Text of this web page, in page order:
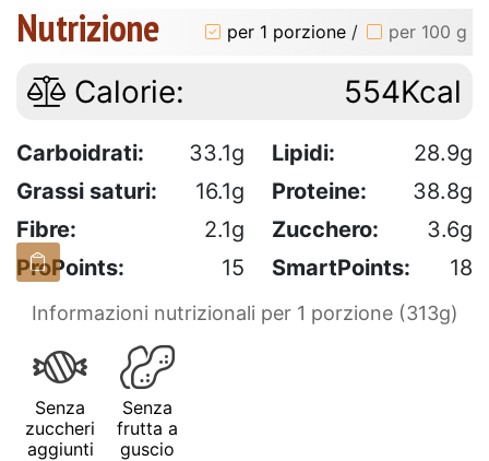
Nutrizione per 1 porzione / per 100 g
Calorie: 554Kcal
Carboidrati: 33.1g Lipidi:
28.9g
Grassi saturi:
16.1g Proteine:
38.8g
Fibre:
2.1g Zucchero:
3.6g
ProPoints:
15 SmartPoints: 18
Informazioni nutrizionali per 1 porzione (313g)
Senza
zuccheri
aggiunti
Senza
frutta a
guscio